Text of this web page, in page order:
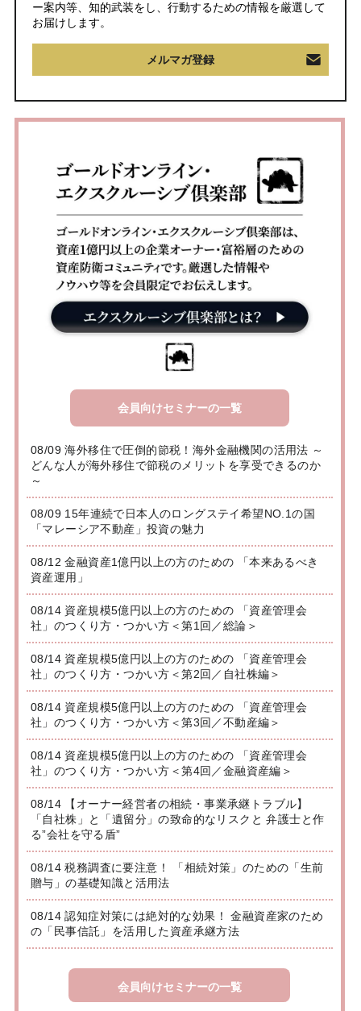
ー案内等、知的武装をし、行動するための情報を厳選して
お届けします。
メルマガ登録
会員向けセミナーの一覧
08/09 海外移住で圧倒的節税！海外金融機関の活用法 ～
どんな人が海外移住で節税のメリットを享受できるのか
～
08/09 15年連続で日本人のロングステイ希望NO.1の国
「マレーシア不動産」投資の魅力
08/12 金融資産1億円以上の方のための 「本来あるべき
資産運用」
08/14 資産規模5億円以上の方のための 「資産管理会
社」のつくり方・つかい方＜第1回／総論＞
08/14 資産規模5億円以上の方のための 「資産管理会
社」のつくり方・つかい方＜第2回／自社株編＞
08/14 資産規模5億円以上の方のための 「資産管理会
社」のつくり方・つかい方＜第3回／不動産編＞
08/14 資産規模5億円以上の方のための 「資産管理会
社」のつくり方・つかい方＜第4回／金融資産編＞
08/14 【オーナー経営者の相続・事業承継トラブル】
「自社株」と「遺留分」の致命的なリスクと 弁護士と作
る”会社を守る盾”
08/14 税務調査に要注意！ 「相続対策」のための「生前
贈与」の基礎知識と活用法
08/14 認知症対策には絶対的な効果！ 金融資産家のため
の「民事信託」を活用した資産承継方法
会員向けセミナーの一覧